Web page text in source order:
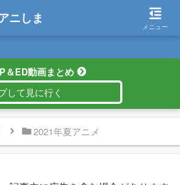
アニしま
＆ED動画まとめ
2021年夏アニメ
ニしま
メニュー